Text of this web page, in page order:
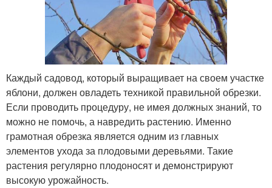
Каждый садовод, который выращивает на своем участке
яблони, должен овладеть техникой правильной обрезки.
Если проводить процедуру, не имея должных знаний, то
можно не помочь, а навредить растению. Именно
грамотная обрезка является одним из главных
элементов ухода за плодовыми деревьями. Такие
растения регулярно плодоносят и демонстрируют
высокую урожайность.